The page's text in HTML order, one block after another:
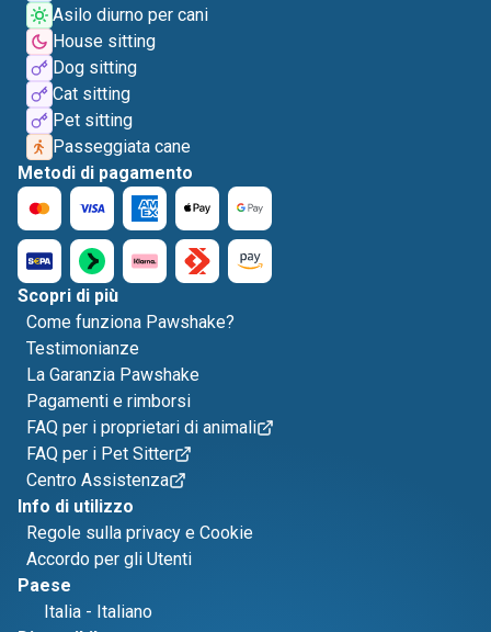
Asilo diurno per cani
House sitting
Dog sitting
Cat sitting
Pet sitting
Passeggiata cane
Metodi di pagamento
Scopri di più
Come funziona Pawshake?
Testimonianze
La Garanzia Pawshake
Pagamenti e rimborsi
FAQ per i proprietari di animali
FAQ per i Pet Sitter
Centro Assistenza
Info di utilizzo
Regole sulla privacy e Cookie
Accordo per gli Utenti
Paese
Italia - Italiano